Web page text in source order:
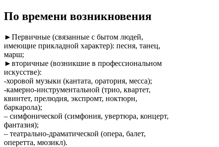
По времени возникновения
►Первичные (связанные с бытом людей,
имеющие прикладной характер): песня, танец,
марш;
►вторичные (возникшие в профессиональном
искусстве):
-хоровой музыки (кантата, оратория, месса);
-камерно-инструментальной (трио, квартет,
квинтет, прелюдия, экспромт, ноктюрн,
баркарола);
– симфонической (симфония, увертюра, концерт,
фантазия);
– театрально-драматической (опера, балет,
оперетта, мюзикл).